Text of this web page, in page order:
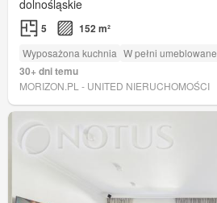
dolnośląskie
5 152 m²
Wyposażona kuchnia W pełni umeblowane
30+ dni temu
MORIZON.PL - UNITED NIERUCHOMOŚCI